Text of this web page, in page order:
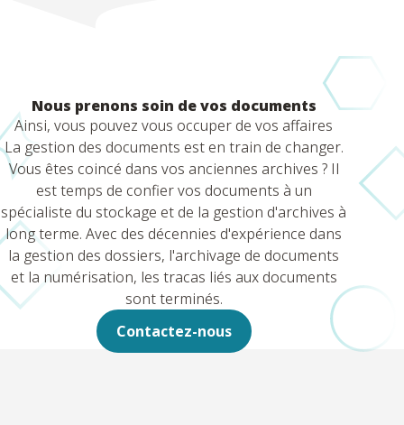
Nous prenons soin de vos documents
Ainsi, vous pouvez vous occuper de vos affaires
La gestion des documents est en train de changer.
Vous êtes coincé dans vos anciennes archives ? Il
est temps de confier vos documents à un
spécialiste du stockage et de la gestion d'archives à
long terme. Avec des décennies d'expérience dans
la gestion des dossiers, l'archivage de documents
et la numérisation, les tracas liés aux documents
sont terminés.
Contactez-nous